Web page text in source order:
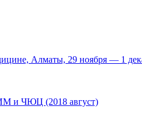
Алматы, 29 ноября — 1
и ЧЮЦ (2018 август)